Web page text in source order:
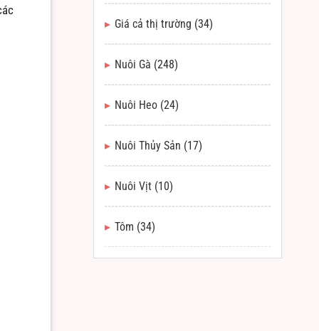
Giá cả thị trường (34)
Nuôi Gà (248)
Nuôi Heo (24)
Nuôi Thủy Sản (17)
Nuôi Vịt (10)
Tôm (34)